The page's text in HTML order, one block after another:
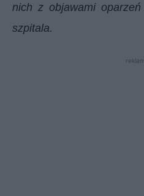
nich z objawami
szpitala.